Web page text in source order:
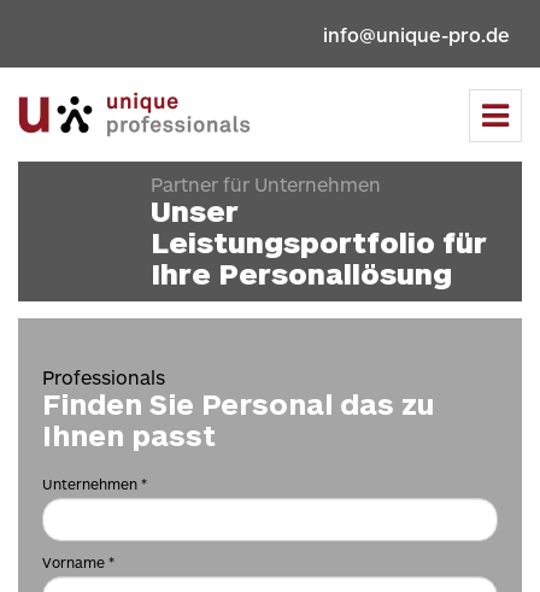
info@unique-pro.de
Partner für Unternehmen
Unser
Leistungsportfolio für
Ihre Personallösung
Professionals
Finden Sie Personal das zu
Ihnen passt
Unternehmen *
Vorname *